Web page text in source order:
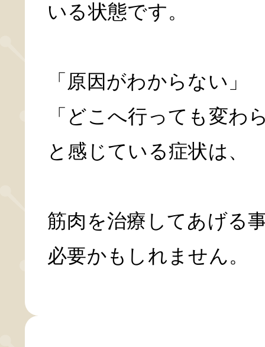
いる状態です。
「原因がわからない」
「どこへ行っても変わ
と感じている症状は、
筋肉を治療してあげる
必要かもしれません。